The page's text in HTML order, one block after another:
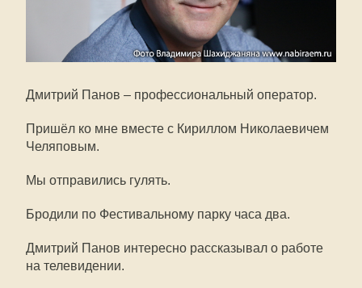
Дмитрий Панов – профессиональный оператор.
Пришёл ко мне вместе с Кириллом Николаевичем
Челяповым.
Мы отправились гулять.
Бродили по Фестивальному парку часа два.
Дмитрий Панов интересно рассказывал о работе
на телевидении.